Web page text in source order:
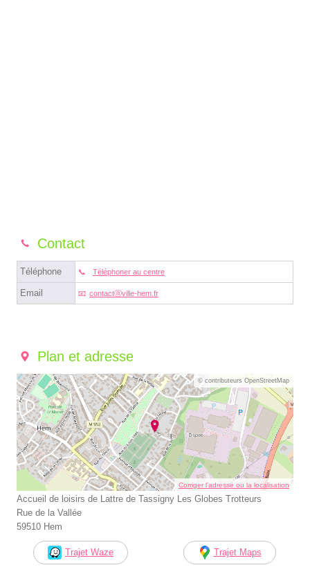
Contact
Téléphone Téléphoner au centre
Email contactⓐville-hem.fr
Plan et adresse
© contributeurs OpenStreetMap
Corriger l’adresse ou la localisation
Accueil de loisirs de Lattre de Tassigny Les Globes Trotteurs
Rue de la Vallée
59510 Hem
Trajet Waze Trajet Maps